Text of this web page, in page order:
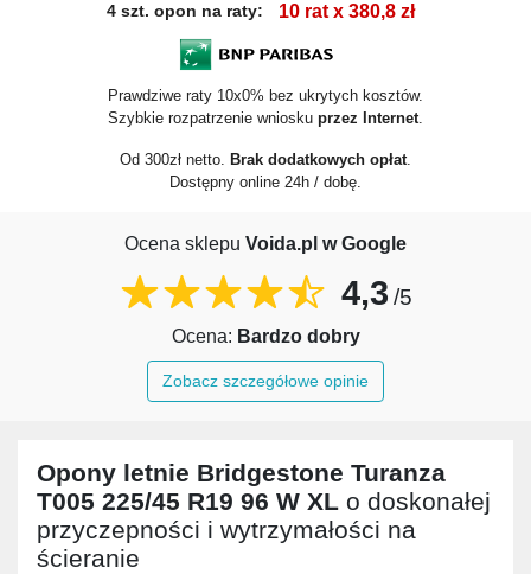
4 szt. opon na raty: 10 rat x 380,8 zł
Prawdziwe raty 10x0% bez ukrytych kosztów.
Szybkie rozpatrzenie wniosku przez Internet
Od 300zł netto. Brak dodatkowych opłat
Dostępny online 24h / dobę.
Ocena sklepu Voida.pl w Google
4,3 /5
Ocena: Bardzo dobry
Zobacz szczegółowe opinie
Opony letnie Bridgestone Turanza
T005 225/45 R19 96 W XL o doskonałej
przyczepności i wytrzymałości na
ścieranie